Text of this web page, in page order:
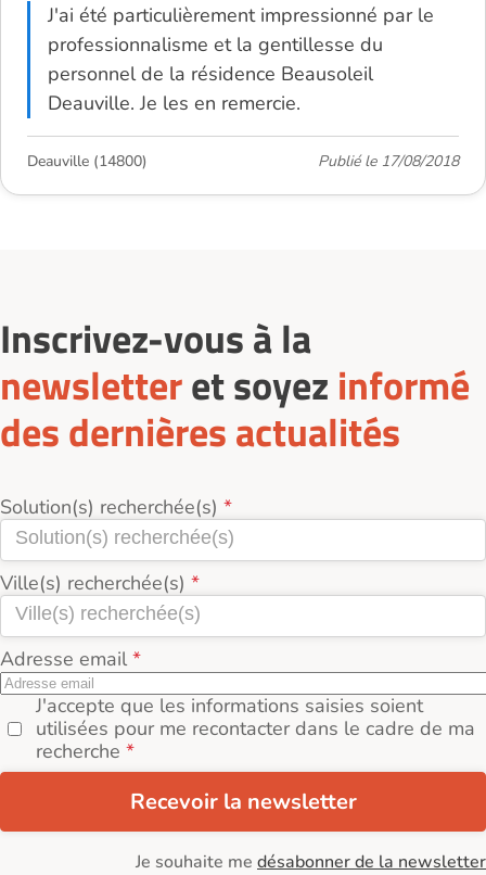
J'ai été particulièrement impressionné par le
professionnalisme et la gentillesse du
personnel de la résidence Beausoleil
Deauville. Je les en remercie.
Deauville (14800) Publié le 17/08/2018
Inscrivez-vous à la
newsletteret soyez informé
des dernières actualités
Solution(s) recherchée(s)
Ville(s) recherchée(s)
Adresse email
J'accepte que les informations saisies soient
utilisées pour me recontacter dans le cadre de ma
recherche
Recevoir la newsletter
Je souhaite me désabonner de la newsletter